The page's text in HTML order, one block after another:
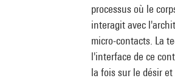
processus où le
interagit avec
micro-contacts. La
l'interface de ce
la fois sur le désir